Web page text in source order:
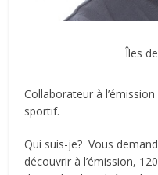
Îles
Collaborateur à
sportif.
Qui suis-je? Vous
découvrir à l’émission,